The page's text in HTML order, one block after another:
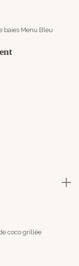
baies Menu Bleu
coco grillée